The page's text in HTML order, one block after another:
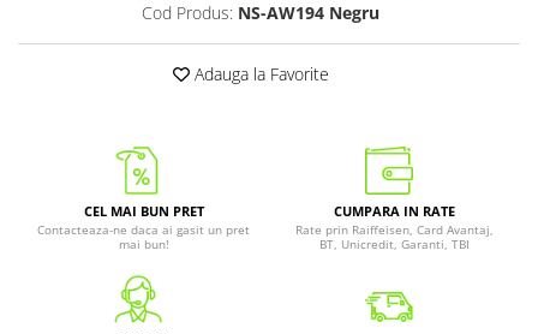
Cod Produs: NS-AW194 Negru
Adauga la Favorite
CEL MAI BUN PRET
Contacteaza-ne daca ai gasit un pret
mai bun!
CUMPARA IN RATE
Rate prin Raiffeisen, Card Avantaj,
BT, Unicredit, Garanti, TBI